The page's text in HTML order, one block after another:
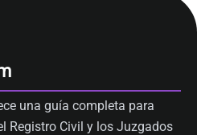
una guía completa para
Registro Civil y los Juzgados